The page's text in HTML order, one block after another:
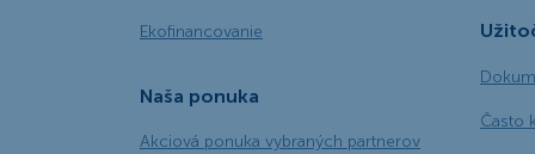
Ekofinancovanie
Naša ponuka
Akciová ponuka vybraných partnerov
Často